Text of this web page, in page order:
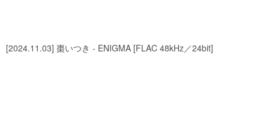
[2024.11.03] 棗いつき - ENIGMA [FLAC 48kHz／24bit]